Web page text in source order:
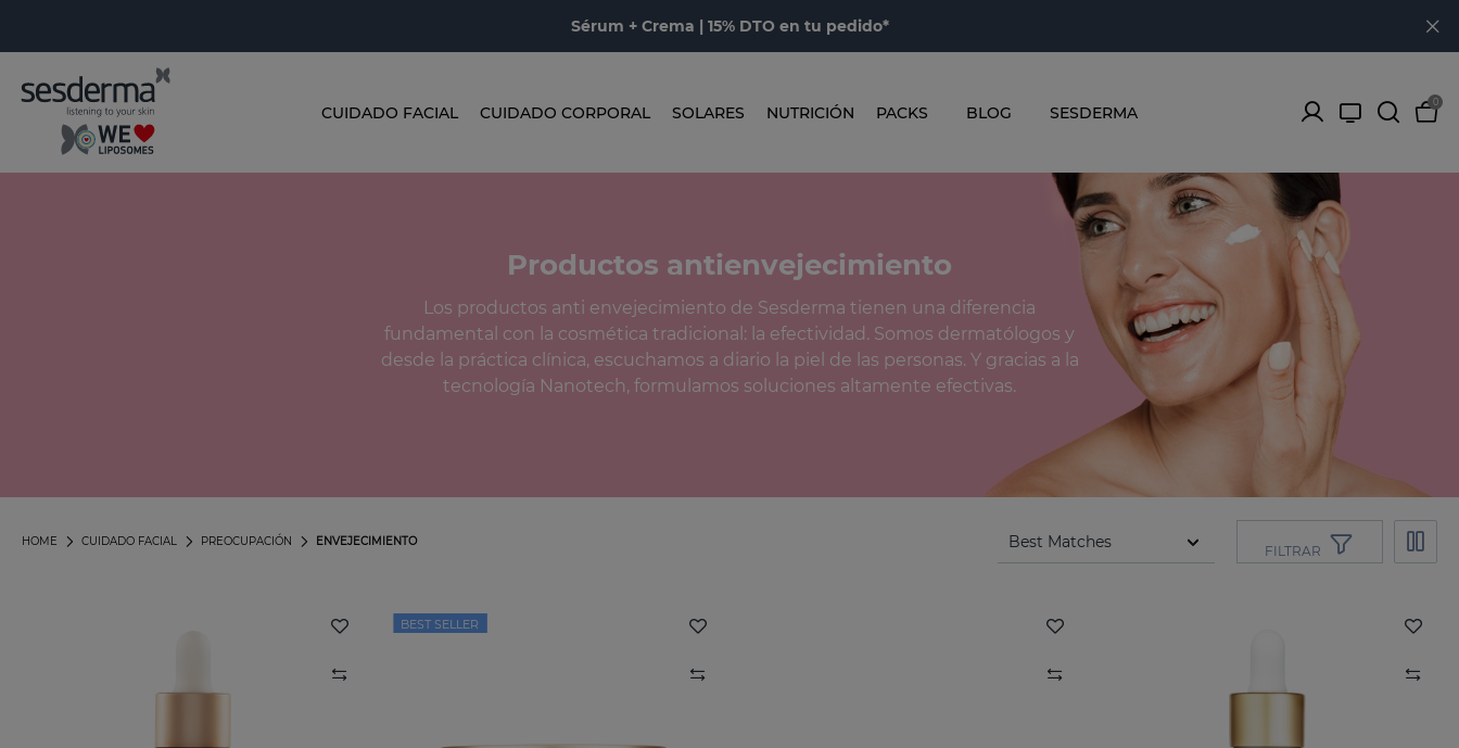
Sérum + Crema | 15% DTO en tu pedido*
CUIDADO FACIAL CUIDADO CORPORAL SOLARES NUTRICIÓN PACKS BLOG SESDERMA
0
Productos antienvejecimiento
Los productos anti envejecimiento de Sesderma tienen una diferencia
fundamental con la cosmética tradicional: la efectividad. Somos dermatólogos y
desde la práctica clínica, escuchamos a diario la piel de las personas. Y gracias a la
tecnología Nanotech, formulamos soluciones altamente efectivas.
ENVEJECIMIENTO
PREOCUPACIÓN
CUIDADO FACIAL
HOME
FILTRAR
BEST SELLER